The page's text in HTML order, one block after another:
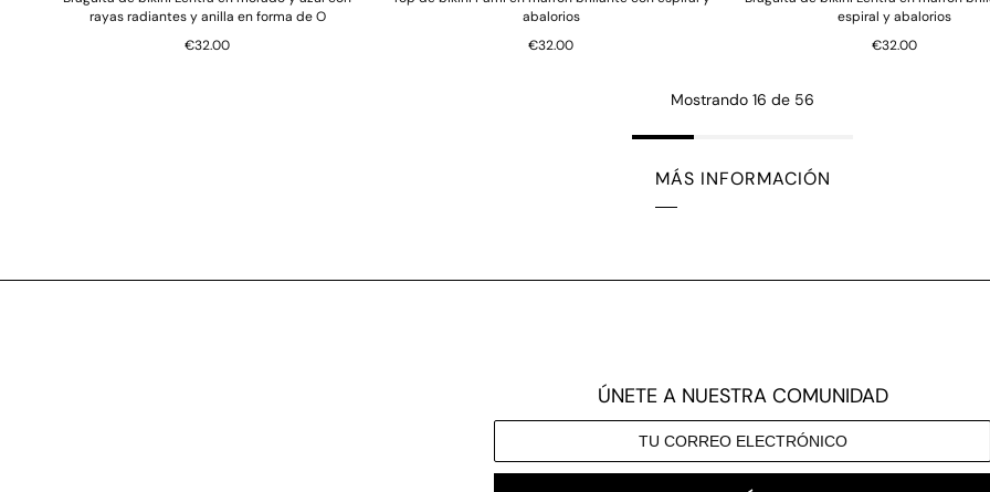
rayas radiantes y anilla en forma de O
€32.00
abalorios
€32.00
espiral y abalorios
€32.00
Mostrando 16 de 56
MÁS INFORMACIÓN
ÚNETE A NUESTRA COMUNIDAD